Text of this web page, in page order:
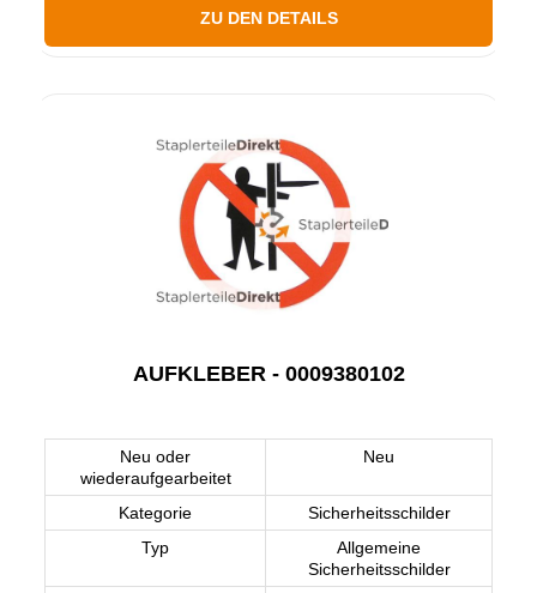
ZU DEN DETAILS
AUFKLEBER - 0009380102
Neu oder
wiederaufgearbeitet
Neu
Kategorie
Sicherheitsschilder
Typ
Allgemeine
Sicherheitsschilder